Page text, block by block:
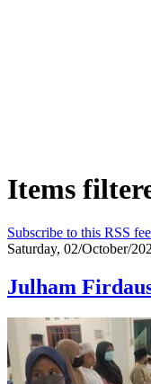
Items
Subscribe to this RSS
Saturday, 02/October/
Julham